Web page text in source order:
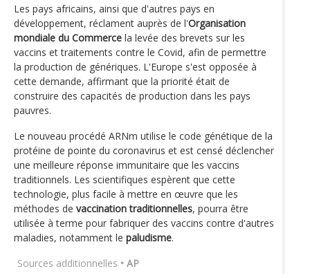
Les pays africains, ainsi que d'autres pays en
développement, réclament auprès de l'Organisation
mondiale du Commerce la levée des brevets sur les
vaccins et traitements contre le Covid, afin de permettre
la production de génériques. L'Europe s'est opposée à
cette demande, affirmant que la priorité était de
construire des capacités de production dans les pays
pauvres.
Le nouveau procédé ARNm utilise le code génétique de la
protéine de pointe du coronavirus et est censé déclencher
une meilleure réponse immunitaire que les vaccins
traditionnels. Les scientifiques espèrent que cette
technologie, plus facile à mettre en œuvre que les
méthodes de vaccination traditionnelles, pourra être
utilisée à terme pour fabriquer des vaccins contre d'autres
maladies, notamment le paludisme.
Sources additionnelles • AP